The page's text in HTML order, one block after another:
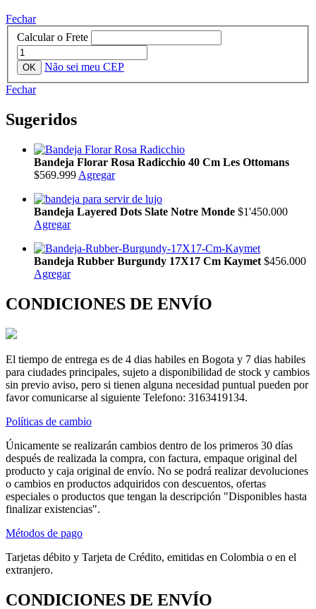
Fechar
Calcular o Frete
Não sei meu CEP
Fechar
Sugeridos
Bandeja Florar Rosa Radicchio 40 Cm Les Ottomans
$569.999 Agregar
Bandeja Layered Dots Slate Notre Monde $1'450.000
Agregar
Bandeja Rubber Burgundy 17X17 Cm Kaymet $456.000
Agregar
CONDICIONES DE ENVÍO
El tiempo de entrega es de 4 dias habiles en Bogota y 7 dias habiles
para ciudades principales, sujeto a disponibilidad de stock y cambios
sin previo aviso, pero si tienen alguna necesidad puntual pueden por
favor comunicarse al siguiente Telefono: 3163419134.
Políticas de cambio
Únicamente se realizarán cambios dentro de los primeros 30 días
después de realizada la compra, con factura, empaque original del
producto y caja original de envío. No se podrá realizar devoluciones
o cambios en productos adquiridos con descuentos, ofertas
especiales o productos que tengan la descripción "Disponibles hasta
finalizar existencias".
Métodos de pago
Tarjetas débito y Tarjeta de Crédito, emitidas en Colombia o en el
extranjero.
CONDICIONES DE ENVÍO